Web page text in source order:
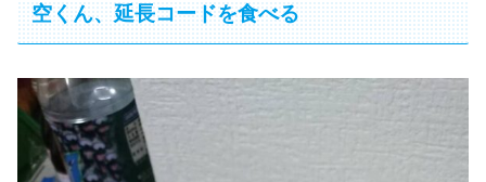
空くん、延長コードを食べる